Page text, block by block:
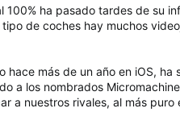
ha pasado tardes de su
de coches hay muchos
hace más de un año en iOS, ha
a los nombrados
a nuestros rivales, al más puro